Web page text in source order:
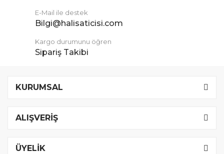
E-Mail ile destek
Bilgi@halisaticisi.com
Kargo durumunu öğren
Sipariş Takibi
KURUMSAL
ALIŞVERİŞ
ÜYELİK